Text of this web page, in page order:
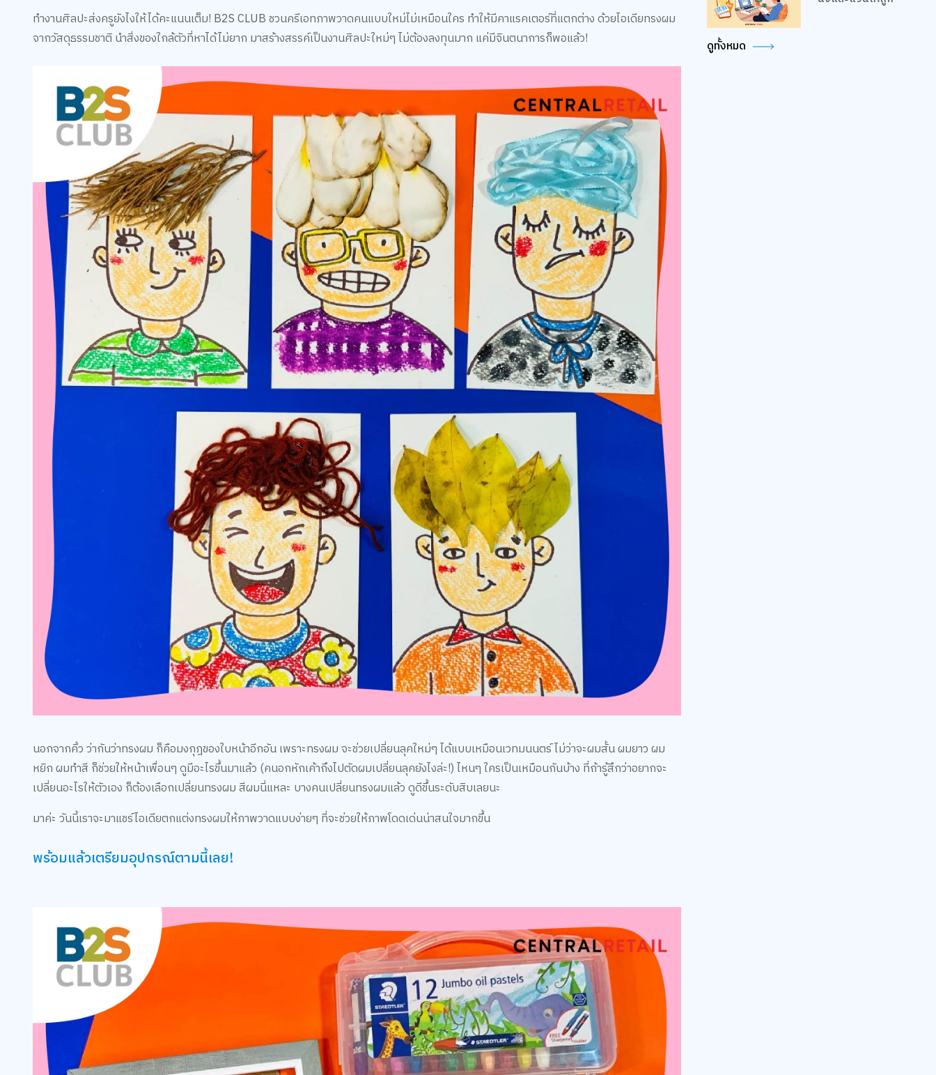
ทำงานศิลปะส่งครูยังไงให้ได้คะแนนเต็ม! B2S CLUB ชวนครีเอทภาพวาดคนแบบใหม่ไม่เหมือนใคร ทำให้มีคาแรคเตอร์ที่แตกต่าง ด้วยไอเดียทรงผม
จากวัสดุธรรมชาติ นำสิ่งของใกล้ตัวที่หาได้ไม่ยาก มาสร้างสรรค์เป็นงานศิลปะใหม่ๆ ไม่ต้องลงทุนมาก แค่มีจินตนาการก็พอแล้ว!
นอกจากคิ้ว ว่ากันว่าทรงผม ก็คือมงกุฎของใบหน้าอีกอัน เพราะทรงผม จะช่วยเปลี่ยนลุคใหม่ๆ ได้แบบเหมือนเวทมนนตร์ ไม่ว่าจะผมสั้น ผมยาว ผม
หยิก ผมทำสี ก็ช่วยให้หน้าเพื่อนๆ ดูมีอะไรขึ้นมาแล้ว (คนอกหักเค้าถึงไปตัดผมเปลี่ยนลุคยังไงล่ะ!) ไหนๆ ใครเป็นเหมือนกันบ้าง ที่ถ้ารู้สึกว่าอยากจะ
เปลี่ยนอะไรให้ตัวเอง ก็ต้องเลือกเปลี่ยนทรงผม สีผมนี่แหละ บางคนเปลี่ยนทรงผมแล้ว ดูดีขึ้นระดับสิบเลยนะ
มาค่ะ วันนี้เราจะมาแชร์ไอเดียตกแต่งทรงผมให้ภาพวาดแบบง่ายๆ ที่จะช่วยให้ภาพโดดเด่นน่าสนใจมากขึ้น
พร้อมแล้วเตรียมอุปกรณ์ตามนี้เลย!
ดูทั้งหมด